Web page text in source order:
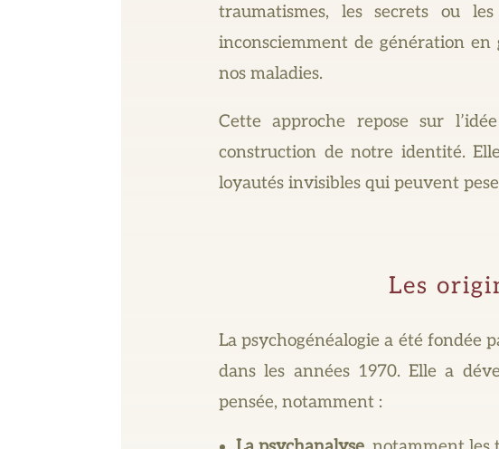
traumatismes, les secrets ou
inconsciemment de génération
nos maladies.
Cette approche repose sur
construction de notre identité.
loyautés invisibles qui peuvent
Les
La psychogénéalogie a été fondée
dans les années 1970. Elle a
pensée, notamment :